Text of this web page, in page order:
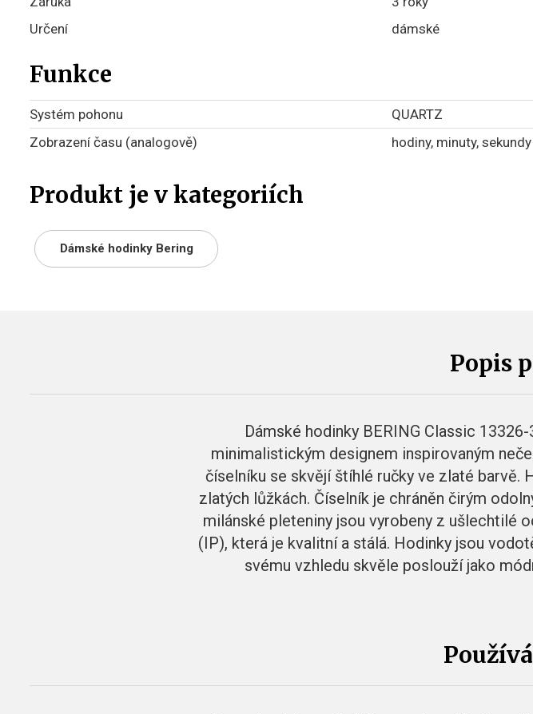
Určení
dámské
Funkce
Systém pohonu
QUARTZ
Zobrazení času (analogově)
hodiny, minuty, sekundy
Produkt je v kategoriích
Dámské hodinky Bering
Popis
Dámské hodinky BERING Classic
minimalistickým designem inspirovaným
číselníku se skvějí štíhlé ručky ve zlaté barvě.
zlatých lůžkách. Číselník je chráněn čirým
milánské pleteniny jsou vyrobeny z ušlechtilé
(IP), která je kvalitní a stálá. Hodinky jsou
svému vzhledu skvěle poslouží jako